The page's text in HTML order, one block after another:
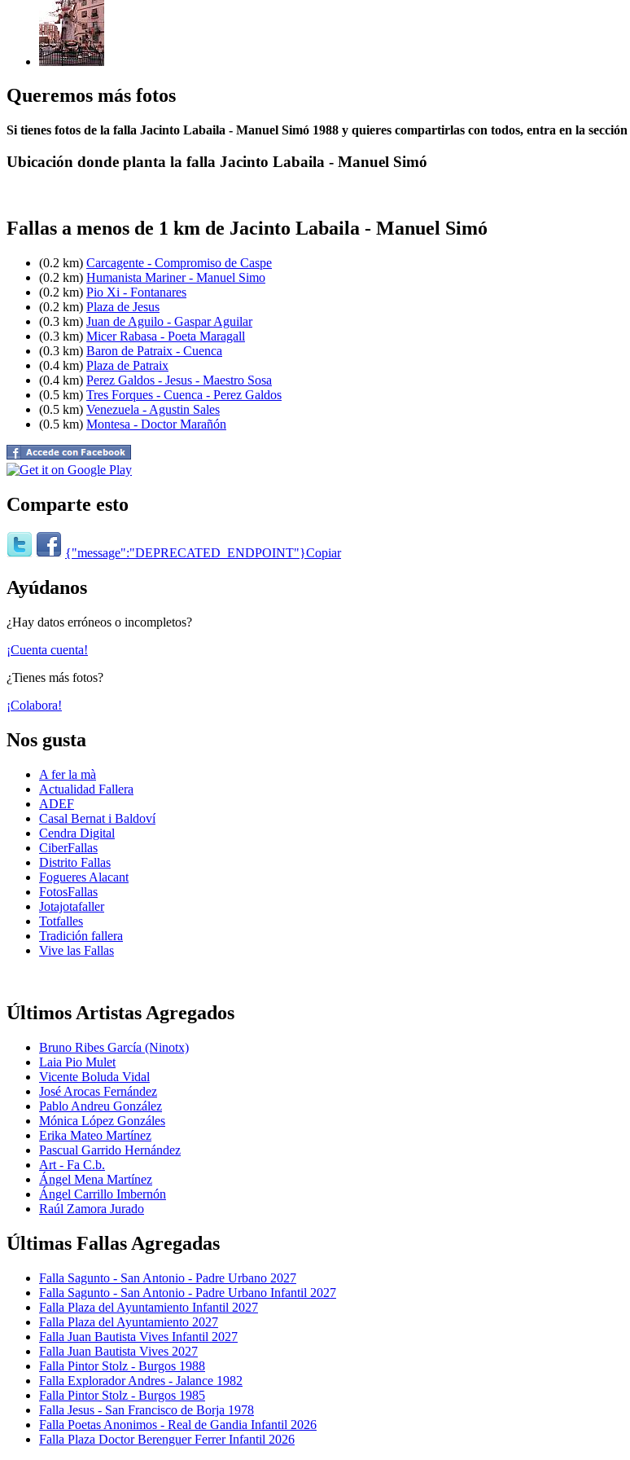
Queremos más fotos
Si tienes fotos de la falla Jacinto Labaila - Manuel Simó 1988 y quieres compartirlas con todos, entra en la sección
Ubicación donde planta la falla Jacinto Labaila - Manuel Simó
Fallas a menos de 1 km de Jacinto Labaila - Manuel Simó
(0.2 km) Carcagente - Compromiso de Caspe
(0.2 km) Humanista Mariner - Manuel Simo
(0.2 km) Pio Xi - Fontanares
(0.2 km) Plaza de Jesus
(0.3 km) Juan de Aguilo - Gaspar Aguilar
(0.3 km) Micer Rabasa - Poeta Maragall
(0.3 km) Baron de Patraix - Cuenca
(0.4 km) Plaza de Patraix
(0.4 km) Perez Galdos - Jesus - Maestro Sosa
(0.5 km) Tres Forques - Cuenca - Perez Galdos
(0.5 km) Venezuela - Agustin Sales
(0.5 km) Montesa - Doctor Marañón
Comparte esto
{"message":"DEPRECATED_ENDPOINT"}Copiar
Ayúdanos
¿Hay datos erróneos o incompletos?
¡Cuenta cuenta!
¿Tienes más fotos?
¡Colabora!
Nos gusta
A fer la mà
Actualidad Fallera
ADEF
Casal Bernat i Baldoví
Cendra Digital
CiberFallas
Distrito Fallas
Fogueres Alacant
FotosFallas
Jotajotafaller
Totfalles
Tradición fallera
Vive las Fallas
Últimos Artistas Agregados
Bruno Ribes García (Ninotx)
Laia Pio Mulet
Vicente Boluda Vidal
José Arocas Fernández
Pablo Andreu González
Mónica López Gonzáles
Erika Mateo Martínez
Pascual Garrido Hernández
Art - Fa C.b.
Ángel Mena Martínez
Ángel Carrillo Imbernón
Raúl Zamora Jurado
Últimas Fallas Agregadas
Falla Sagunto - San Antonio - Padre Urbano 2027
Falla Sagunto - San Antonio - Padre Urbano Infantil 2027
Falla Plaza del Ayuntamiento Infantil 2027
Falla Plaza del Ayuntamiento 2027
Falla Juan Bautista Vives Infantil 2027
Falla Juan Bautista Vives 2027
Falla Pintor Stolz - Burgos 1988
Falla Explorador Andres - Jalance 1982
Falla Pintor Stolz - Burgos 1985
Falla Jesus - San Francisco de Borja 1978
Falla Poetas Anonimos - Real de Gandia Infantil 2026
Falla Plaza Doctor Berenguer Ferrer Infantil 2026